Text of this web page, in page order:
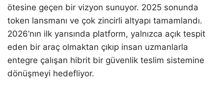
ötesine geçen bir vizyon sunuyor. 2025 sonunda
token lansmanı ve çok zincirli altyapı tamamlandı.
2026’nın ilk yarısında platform, yalnızca açık tespit
eden bir araç olmaktan çıkıp insan uzmanlarla
entegre çalışan hibrit bir güvenlik teslim sistemine
dönüşmeyi hedefliyor.